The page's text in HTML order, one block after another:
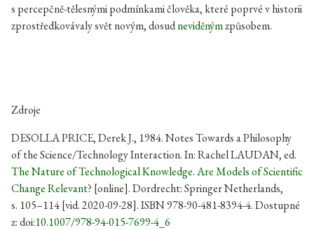
s percepčně-tělesnými podmínkami člověka, které poprvé v historii
zprostředkovávaly svět novým, dosudneviděnýmzpůsobem.
Zdroje
DESOLLA PRICE, Derek J., 1984. Notes Towards a Philosophy
of the Science/Technology Interaction. In: Rachel LAUDAN, ed.
The Nature of Technological Knowledge. Are Models of Scientific
Change Relevant? [online]. Dordrecht: Springer Netherlands,
s. 105–114 [vid. 2020-09-28]. ISBN 978-90-481-8394-4. Dostupné
z: doi:10.1007/978-94-015-7699-4_6